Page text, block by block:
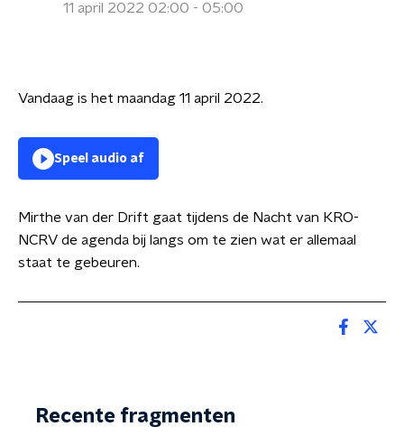
11 april 2022 02:00 - 05:00
Vandaag is het maandag 11 april 2022.
Speel audio af
Mirthe van der Drift gaat tijdens de Nacht van KRO-
NCRV de agenda bij langs om te zien wat er allemaal
staat te gebeuren.
Recente fragmenten